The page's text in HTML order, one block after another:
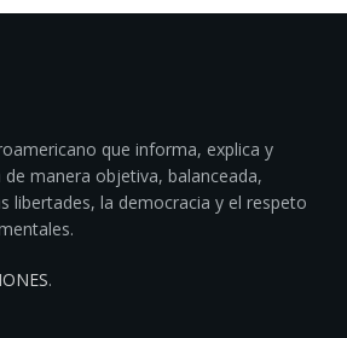
que informa, explica y
manera objetiva, balanceada,
libertades, la democracia y el respeto
.